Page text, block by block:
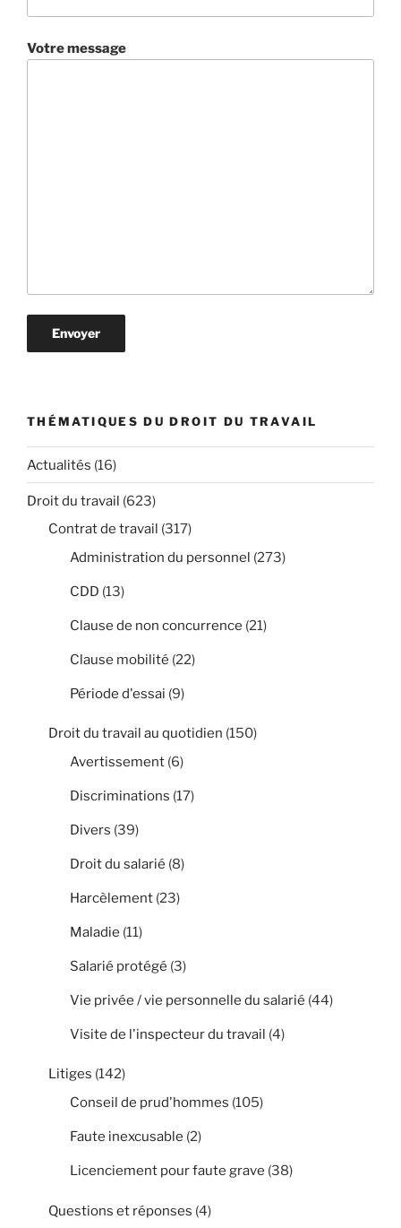
Votre message
THÉMATIQUES DU DROIT DU TRAVAIL
Actualités (16)
Droit du travail (623)
Contrat de travail (317)
Administration du personnel (273)
CDD (13)
Clause de non concurrence (21)
Clause mobilité (22)
Période d'essai (9)
Droit du travail au quotidien (150)
Avertissement (6)
Discriminations (17)
Divers (39)
Droit du salarié (8)
Harcèlement (23)
Maladie (11)
Salarié protégé (3)
Vie privée / vie personnelle du salarié (44)
Visite de l'inspecteur du travail (4)
Litiges (142)
Conseil de prud'hommes (105)
Faute inexcusable (2)
Licenciement pour faute grave (38)
Questions et réponses (4)